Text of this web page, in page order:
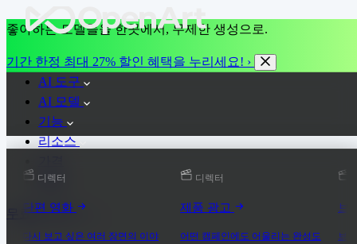
좋아하는 모델들을 한곳에서, 무제한 생성으로.
기간 한정 최대 27% 할인 혜택을 누리세요! ›
AI 도구
AI 모델
기능
리소스
More
무료로 시작
디렉터
단편 영화
다시 보고 싶은 여러 장면의 이야
디렉터
제품 광고
어떤 캠페인에도 어울리는 완성도
브
브